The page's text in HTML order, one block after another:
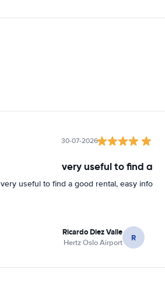
30-07-2026
very useful to find a
very useful to find a good rental, easy info
R
Ricardo Diez Valle
Hertz Oslo Airport